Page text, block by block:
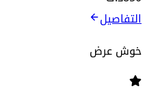
التفاصيل
خوش عرض